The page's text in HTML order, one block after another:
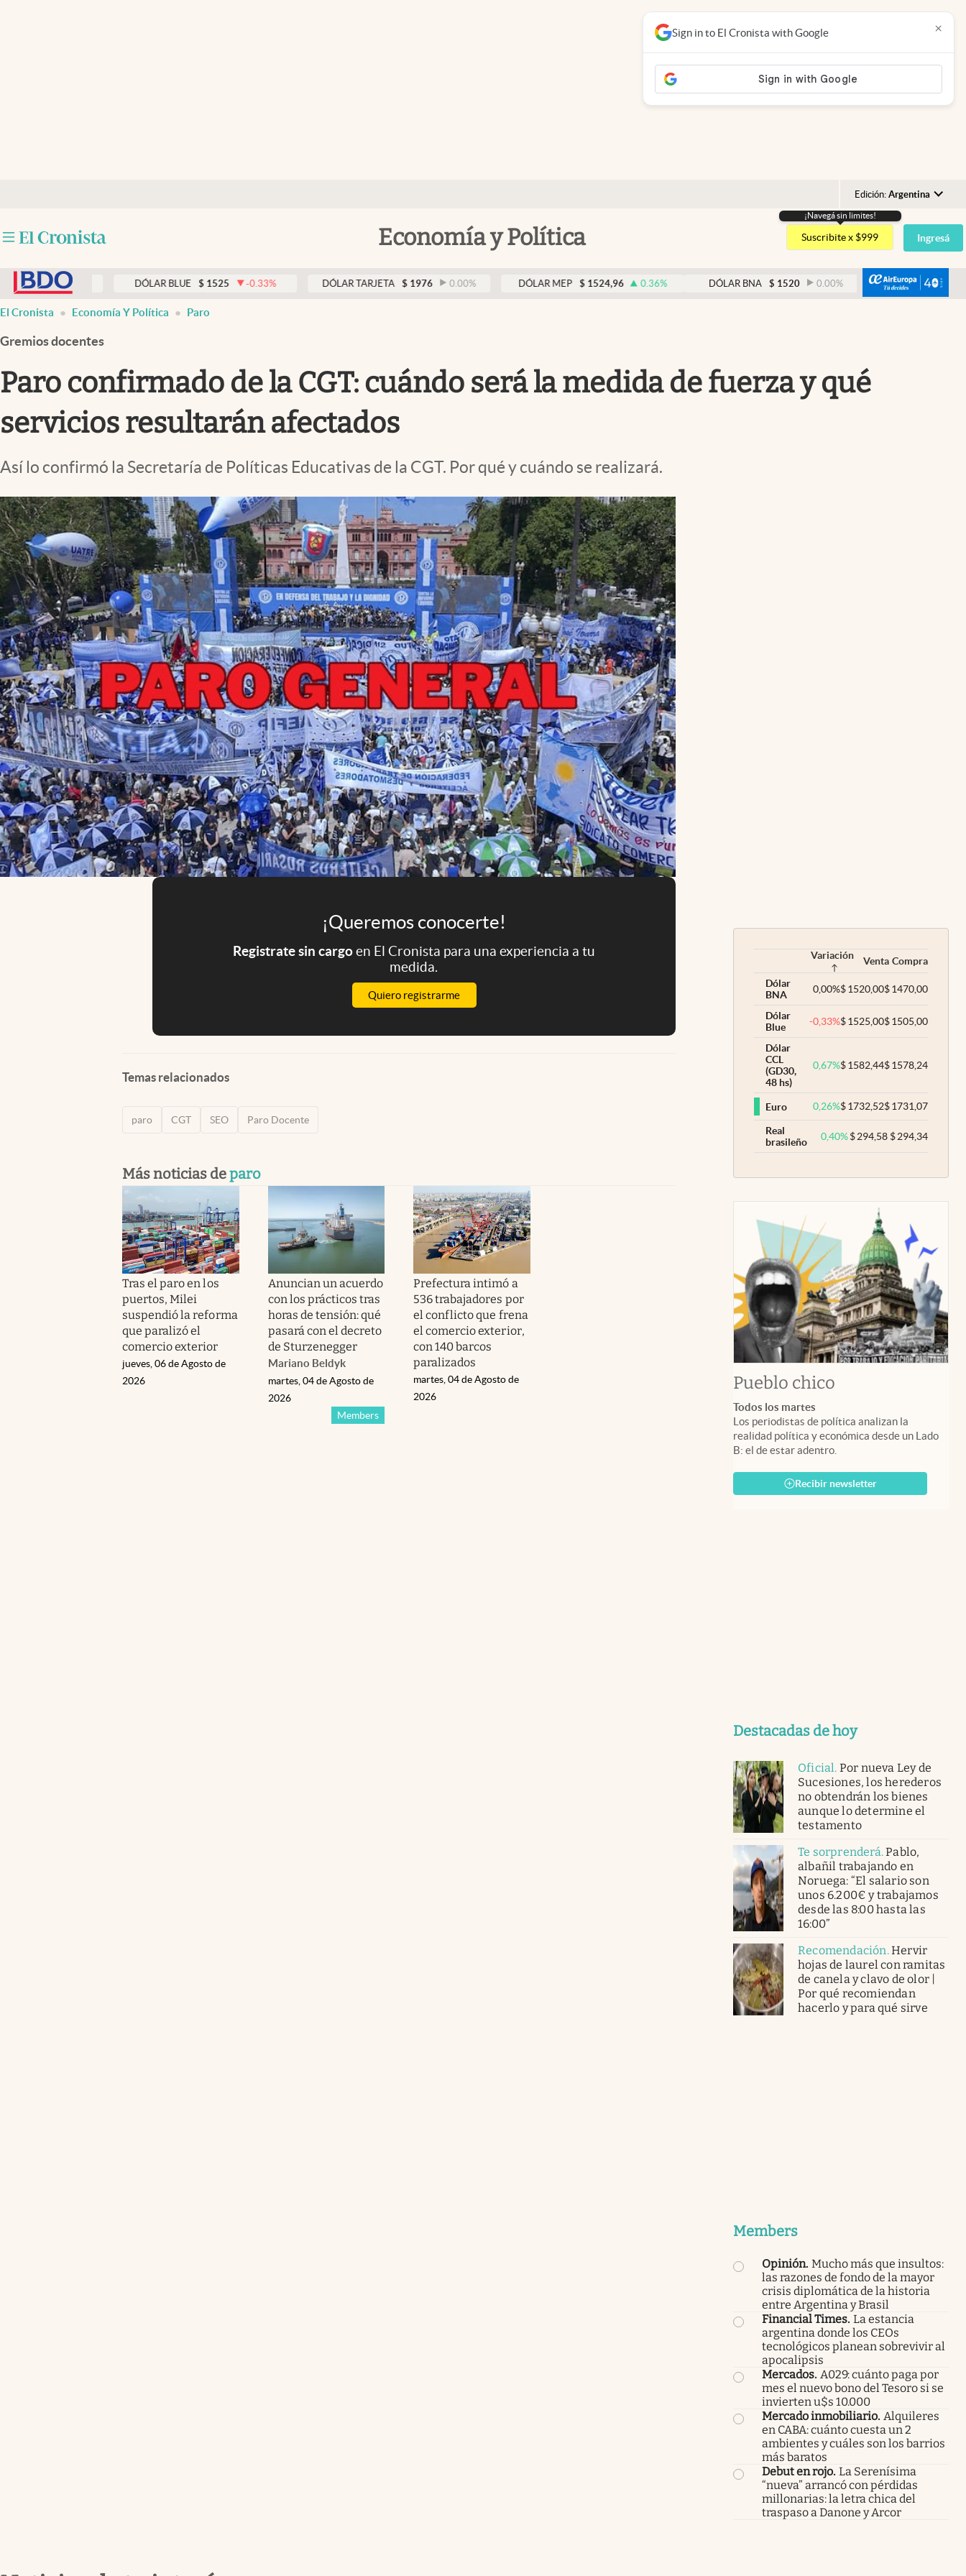
Edición: Argentina
Argentina
España
México
USA
Economía y Política
Otras secciones
Clima
Mundial 2026
El Cronista Studio
abre en nueva pestaña
¡Navegá sin limites!
Suscribite x $999 Ingresá
0.00% DÓLAR BLUE $ 1525 -0.33% DÓLAR TARJETA $1976 0.00% DÓLAR MEP $ 1524,96 0.36% DÓLAR BNA $ 1520 0.00% DÓLAR BLUE $ 1525
Sign in to El Cronista with Google ×
El Cronista Economía Y Política Paro
Gremios docentes
Paro confirmado de la CGT: cuándo será la medida de fuerza y qué
servicios resultarán afectados
Así lo confirmó la Secretaría de Políticas Educativas de la CGT. Por qué y cuándo se realizará.
¡Queremos conocerte!
Registrate sin cargoen El Cronista para una experiencia a tu
medida.
Quiero registrarme
Temas relacionados
paro CGT SEO Paro Docente
Más noticias deparo
Tras el paro en los
puertos, Milei
suspendió la reforma
que paralizó el
comercio exterior
jueves, 06 de Agosto de
2026
Anuncian un acuerdo
con los prácticos tras
horas de tensión: qué
pasará con el decreto
de Sturzenegger
Mariano Beldyk
Members
martes, 04 de Agosto de
2026
Prefectura intimó a
536 trabajadores por
el conflicto que frena
el comercio exterior,
con 140 barcos
paralizados
martes, 04 de Agosto de
2026
Variación Venta Compra
Dólar
BNA
0,00%$1520,00$1470,00
Dólar
Blue
-0,33%$1525,00$1505,00
Dólar
CCL
(GD30,
48 hs)
0,67%$1582,44$1578,24
Euro 0,26%$1732,52$1731,07
Real
brasileño
0,40% $294,58 $294,34
Pueblo chico
Todos los martes
Los periodistas de política analizan la
realidad política y económica desde un Lado
B: el de estar adentro.
Recibir newsletter
Destacadas de hoy
Oficial. Por nueva Ley de
Sucesiones, los herederos
no obtendrán los bienes
aunque lo determine el
testamento
Te sorprenderá.Pablo,
albañil trabajando en
Noruega: “El salario son
unos 6.200€ y trabajamos
desde las 8:00 hasta las
16:00”
Recomendación.Hervir
hojas de laurel con ramitas
de canela y clavo de olor |
Por qué recomiendan
hacerlo y para qué sirve
Members
Opinión. Mucho más que insultos:
las razones de fondo de la mayor
crisis diplomática de la historia
entre Argentina y Brasil
Financial Times. La estancia
argentina donde los CEOs
tecnológicos planean sobrevivir al
apocalipsis
Mercados. A029: cuánto paga por
mes el nuevo bono del Tesoro si se
invierten u$s 10.000
Mercado inmobiliario. Alquileres
en CABA: cuánto cuesta un 2
ambientes y cuáles son los barrios
más baratos
Debut en rojo. La Serenísima
“nueva” arrancó con pérdidas
millonarias: la letra chica del
traspaso a Danone y Arcor